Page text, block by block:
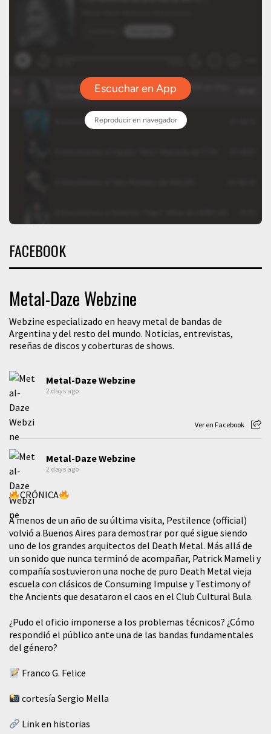
FACEBOOK
Metal-Daze Webzine
Webzine especializado en heavy metal de bandas de
Argentina y del resto del mundo. Noticias, entrevistas,
reseñas de discos y coberturas de shows.
Metal-Daze Webzine
2 days ago
Ver en Facebook
Metal-Daze Webzine
2 days ago
CRÓNICA
A menos de un año de su última visita, Pestilence (official)
volvió a Buenos Aires para demostrar por qué sigue siendo
uno de los grandes arquitectos del Death Metal. Más allá de
un sonido que nunca terminó de acompañar, Patrick Mameli y
compañía sostuvieron una noche de puro Death Metal vieja
escuela con clásicos de Consuming Impulse y Testimony of
the Ancients que desataron el caos en el Club Cultural Bula.
¿Pudo el oficio imponerse a los problemas técnicos? ¿Cómo
respondió el público ante una de las bandas fundamentales
del género?
Franco G. Felice
cortesía Sergio Mella
Link en historias